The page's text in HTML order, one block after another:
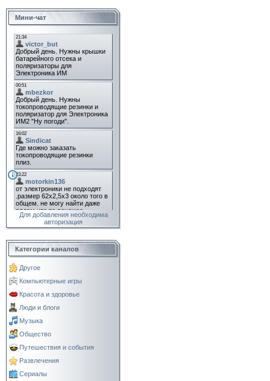
Мини-чат
Для добавления необходима
авторизация
Категории каналов
Другое
Компьютерные игры
Красота и здоровье
Люди и блоги
Музыка
Общество
Путешествия и события
Развлечения
Сериалы